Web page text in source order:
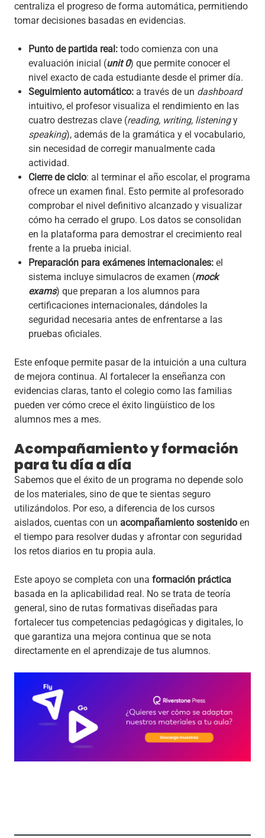
centraliza el progreso de forma automática, permitiendo
tomar decisiones basadas en evidencias.
Punto de partida real: todo comienza con una
evaluación inicial (unit 0) que permite conocer el
nivel exacto de cada estudiante desde el primer día.
Seguimiento automático: a través de un dashboard
intuitivo, el profesor visualiza el rendimiento en las
cuatro destrezas clave (reading, writing, listeningy
speaking), además de la gramática y el vocabulario,
sin necesidad de corregir manualmente cada
actividad.
Cierre de ciclo: al terminar el año escolar, el programa
ofrece un examen final. Esto permite al profesorado
comprobar el nivel definitivo alcanzado y visualizar
cómo ha cerrado el grupo. Los datos se consolidan
en la plataforma para demostrar el crecimiento real
frente a la prueba inicial.
Preparación para exámenes internacionales: el
sistema incluye simulacros de examen (mock
exams) que preparan a los alumnos para
certificaciones internacionales, dándoles la
seguridad necesaria antes de enfrentarse a las
pruebas oficiales.
Este enfoque permite pasar de la intuición a una cultura
de mejora continua. Al fortalecer la enseñanza con
evidencias claras, tanto el colegio como las familias
pueden ver cómo crece el éxito lingüístico de los
alumnos mes a mes.
Acompañamiento y formación
para tu día a día
Sabemos que el éxito de un programa no depende solo
de los materiales, sino de que te sientas seguro
utilizándolos. Por eso, a diferencia de los cursos
aislados, cuentas con un acompañamiento sostenido en
el tiempo para resolver dudas y afrontar con seguridad
los retos diarios en tu propia aula.
Este apoyo se completa con una formación práctica
basada en la aplicabilidad real. No se trata de teoría
general, sino de rutas formativas diseñadas para
fortalecer tus competencias pedagógicas y digitales, lo
que garantiza una mejora continua que se nota
directamente en el aprendizaje de tus alumnos.